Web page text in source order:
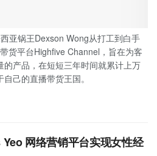
亚锅王Dexson Wong从打工到白手
货平台Highfive Channel，旨在为客
的产品，在短短三年时间就累计上万
己的直播带货王国。
网络营销平台实现女性经